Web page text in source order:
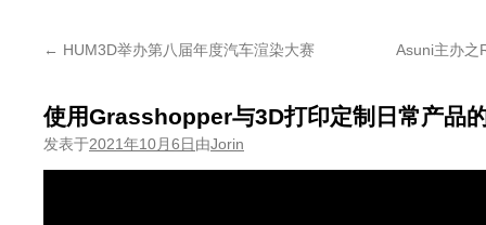
← HUM3D举办第八届年度汽车渲染大赛 Asuni主办之
使用Grasshopper与3D打印定制日常产品
发表于2021年10月6日由Jorin